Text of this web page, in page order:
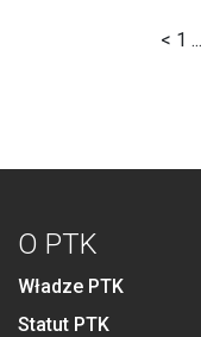
< 1 ...
O PTK
Władze PTK
Statut PTK